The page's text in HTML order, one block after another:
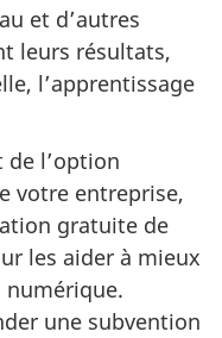
et d’autres
leurs résultats,
l’apprentissage
de l’option
votre entreprise,
gratuite de
les aider à mieux
une subvention